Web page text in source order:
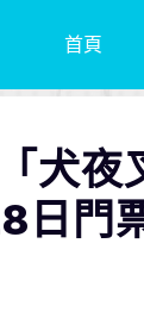
首頁
犬
日門